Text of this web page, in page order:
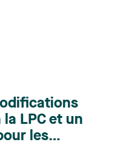
la mieux
LPC et un
les